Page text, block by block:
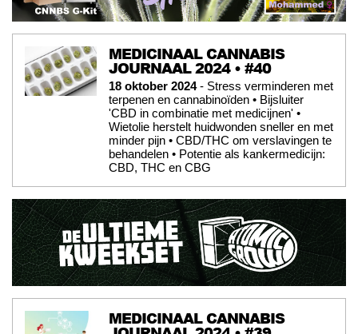
MEDICINAAL CANNABIS
JOURNAAL 2024 • #40
18 oktober 2024- Stress verminderen met
terpenen en cannabinoïden • Bijsluiter
'CBD in combinatie met medicijnen' •
Wietolie herstelt huidwonden sneller en met
minder pijn • CBD/THC om verslavingen te
behandelen • Potentie als kankermedicijn:
CBD, THC en CBG
MEDICINAAL CANNABIS